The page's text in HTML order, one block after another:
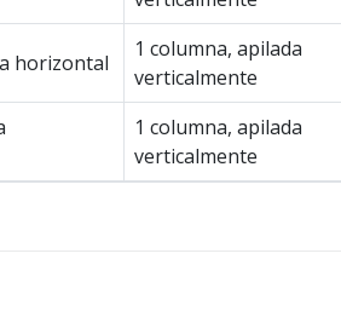
horizontal
1 columna, apilada
verticalmente
1 columna, apilada
verticalmente